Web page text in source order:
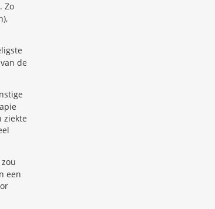
Zo
de
ziekte
een